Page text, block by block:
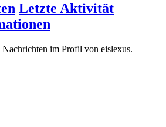
Letzte Aktivität
im Profil von eislexus.